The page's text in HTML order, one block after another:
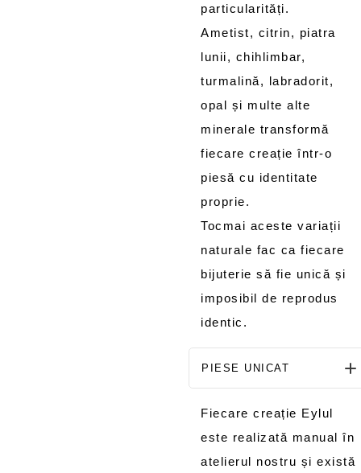
particularități.
Ametist, citrin, piatra
lunii, chihlimbar,
turmalină, labradorit,
opal și multe alte
minerale transformă
fiecare creație într-o
piesă cu identitate
proprie.
Tocmai aceste variații
naturale fac ca fiecare
bijuterie să fie unică și
imposibil de reprodus
identic.
PIESE UNICAT
Fiecare creație Eylul
este realizată manual în
atelierul nostru și există